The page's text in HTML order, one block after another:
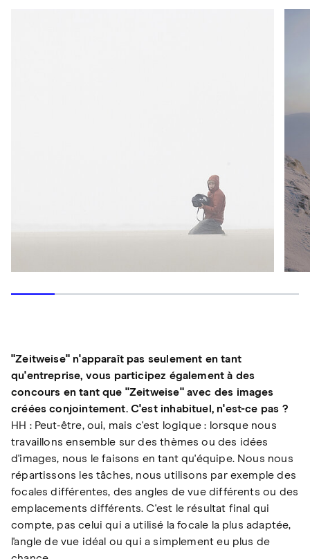
"Zeitweise" n'apparaît pas seulement en tant
qu'entreprise, vous participez également à des
concours en tant que "Zeitweise" avec des images
créées conjointement. C'est inhabituel, n'est-ce pas ?
HH : Peut-être, oui, mais c'est logique : lorsque nous
travaillons ensemble sur des thèmes ou des idées
d'images, nous le faisons en tant qu'équipe. Nous nous
répartissons les tâches, nous utilisons par exemple des
focales différentes, des angles de vue différents ou des
emplacements différents. C'est le résultat final qui
compte, pas celui qui a utilisé la focale la plus adaptée,
l'angle de vue idéal ou qui a simplement eu plus de